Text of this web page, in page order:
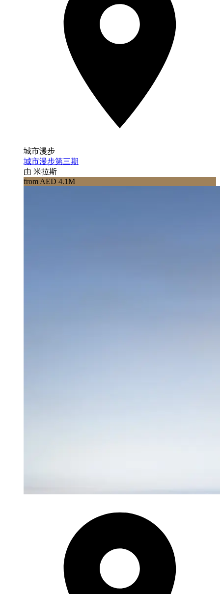
城市漫步
城市漫步第三期
由 米拉斯
from AED 4.1M